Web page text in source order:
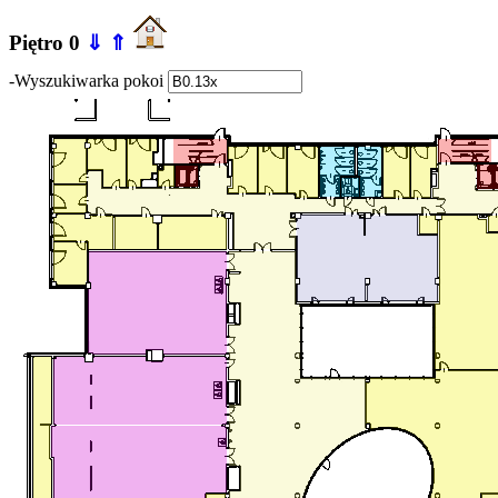
Piętro 0 ⇓ ⇑
-Wyszukiwarka pokoi